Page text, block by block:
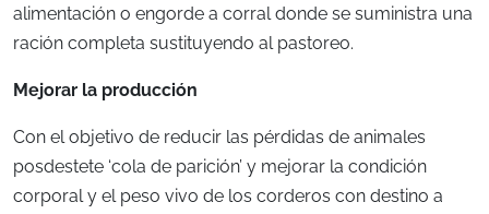
alimentación o engorde a corral donde se suministra una
ración completa sustituyendo al pastoreo.
Mejorar la producción
Con el objetivo de reducir las pérdidas de animales
posdestete ‘cola de parición’ y mejorar la condición
corporal y el peso vivo de los corderos con destino a